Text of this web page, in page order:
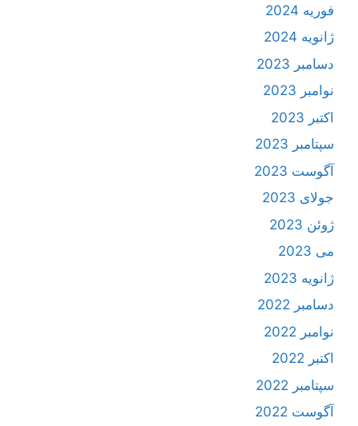
فوریه 2024
ژانویه 2024
دسامبر 2023
نوامبر 2023
اکتبر 2023
سپتامبر 2023
آگوست 2023
جولای 2023
ژوئن 2023
می 2023
ژانویه 2023
دسامبر 2022
نوامبر 2022
اکتبر 2022
سپتامبر 2022
آگوست 2022